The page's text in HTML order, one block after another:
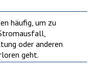
häufig, um zu
oder anderen
geht.